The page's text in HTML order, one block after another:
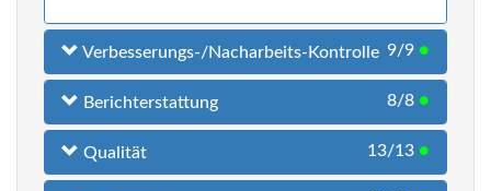
Verbesserungs-/Nacharbeits-Kontrolle 9/9 ●
Berichterstattung 8/8 ●
Qualität 13/13 ●